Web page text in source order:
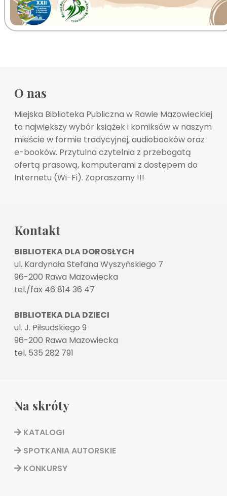
O nas
Miejska Biblioteka Publiczna w Rawie Mazowieckiej
to największy wybór książek i komiksów w naszym
mieście w formie tradycyjnej, audiobooków oraz
e-booków. Przytulna czytelnia z przebogatą
ofertą prasową, komputerami z dostępem do
Internetu (Wi-Fi). Zapraszamy !!!
Kontakt
BIBLIOTEKA DLA DOROSŁYCH
ul. Kardynała Stefana Wyszyńskiego 7
96-200 Rawa Mazowiecka
tel./fax 46 814 36 47
BIBLIOTEKA DLA DZIECI
ul. J. Piłsudskiego 9
96-200 Rawa Mazowiecka
tel. 535 282 791
Na skróty
KATALOGI
SPOTKANIA AUTORSKIE
KONKURSY